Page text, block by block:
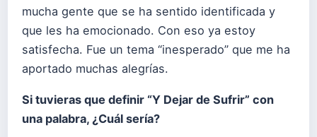
mucha gente que se ha sentido identificada y
que les ha emocionado. Con eso ya estoy
satisfecha. Fue un tema “inesperado” que me ha
aportado muchas alegrías.
Si tuvieras que definir “Y Dejar de Sufrir” con
una palabra, ¿Cuál sería?